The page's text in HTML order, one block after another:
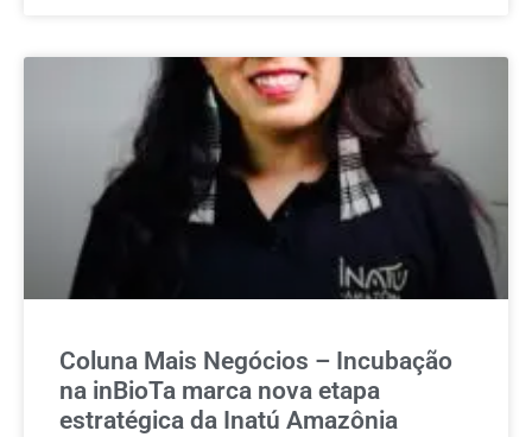
Coluna Mais Negócios – Incubação
na inBioTa marca nova etapa
estratégica da Inatú Amazônia